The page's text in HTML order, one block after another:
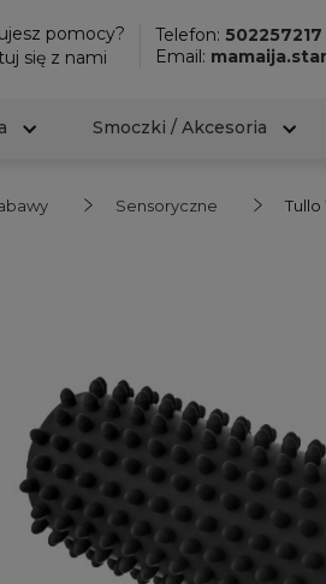
pomocy?
się z nami
Telefon:502257217
Email:
Smoczki / Akcesoria
Sensoryczne Tullo